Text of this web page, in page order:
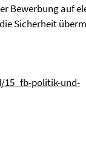
Bewerbung auf
Sicherheit
politik-und-